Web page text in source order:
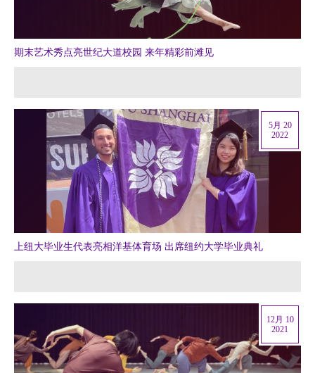
期末艺术秀点亮世纪大道校园 来年精彩前滩见
上纽大毕业生代表亮相洋基体育场 出席纽约大学毕业典礼
5月 20
2022
12月 10
2021